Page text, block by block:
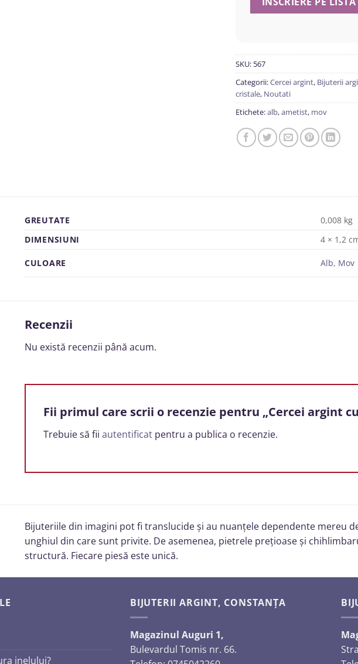
SKU: 567
Categorii:Cercei argint, Bijuterii
cristale, Noutati
Etichete:alb,ametist, mov
GREUTATE
0,008 kg
DIMENSIUNI
4 × 1,2
CULOARE Alb, Mov
Recenzii
Nu există recenzii până acum.
Fii primul care scrii o recenzie pentru „Cercei argint
Trebuie să fii autentificat pentru a publica o recenzie.
Bijuteriile din imagini pot fi translucide și au nuanțele dependente mereu
unghiul din care sunt privite. De asemenea, pietrele prețioase și
structură. Fiecare piesă este unică.
inelului?
BIJUTERII ARGINT, CONSTANȚA
Magazinul Auguri 1,
Bulevardul Tomis nr. 66.